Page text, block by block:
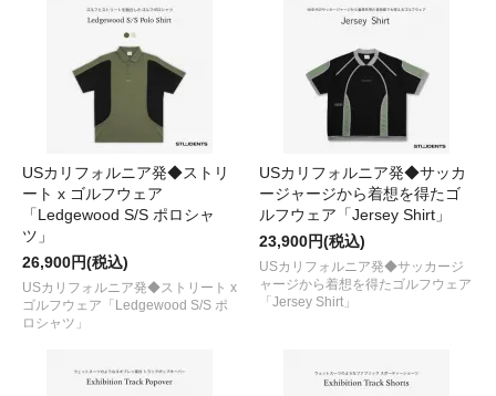
USカリフォルニア発◆ストリ
ート x ゴルフウェア
「Ledgewood S/S ポロシャ
ツ」
26,900円(税込)
USカリフォルニア発◆ストリート x
ゴルフウェア「Ledgewood S/S ポ
ロシャツ」
USカリフォルニア発◆サッカ
ージャージから着想を得たゴ
ルフウェア「Jersey Shirt」
23,900円(税込)
USカリフォルニア発◆サッカージ
ャージから着想を得たゴルフウェア
「Jersey Shirt」